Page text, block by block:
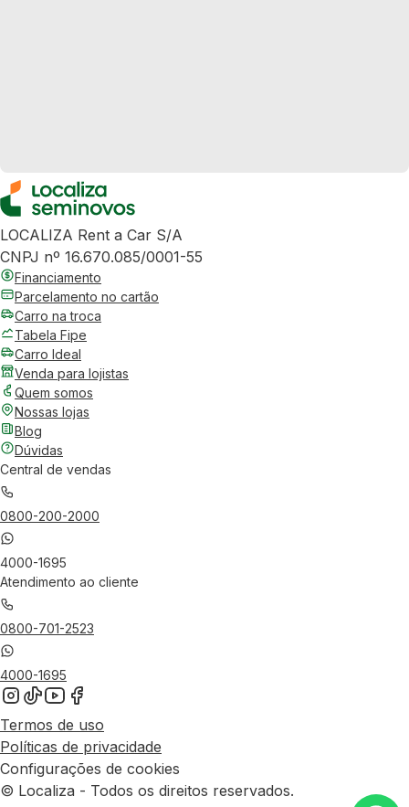
LOCALIZA Rent a Car S/A
CNPJ nº 16.670.085/0001-55
Financiamento
Parcelamento no cartão
Carro na troca
Tabela Fipe
Carro Ideal
Venda para lojistas
Quem somos
Nossas lojas
Blog
Dúvidas
Central de vendas
0800-200-2000
4000-1695
Atendimento ao cliente
0800-701-2523
4000-1695
Termos de uso
Políticas de privacidade
Configurações de cookies
© Localiza - Todos os direitos reservados.